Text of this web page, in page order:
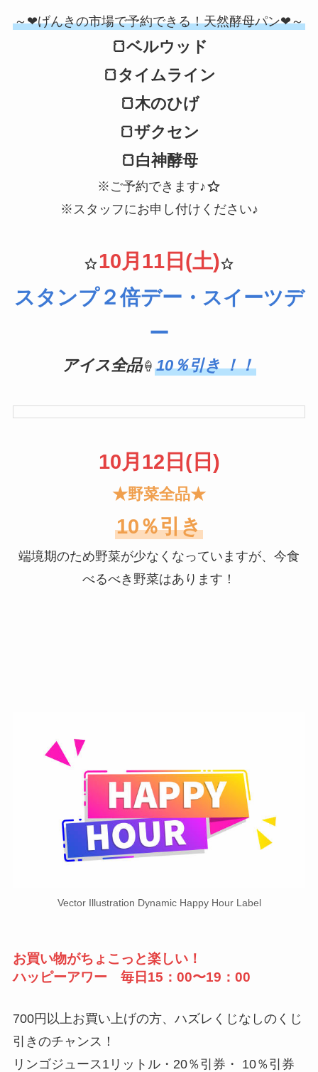
～❤げんきの市場で予約できる！天然酵母パン❤～
🍞ベルウッド
🍞タイムライン
🍞木のひげ
🍞ザクセン
🍞白神酵母
※ご予約できます♪
※スタッフにお申し付けください♪
10月11日(土)
スタンプ２倍デー ・スイーツデ
ー
アイス全品🍦 10％引き！！
10月12日(日)
★野菜全品★
10％引き
端境期のため野菜が少なくなっていますが、今食
べるべき野菜はあります！
Vector Illustration Dynamic Happy Hour Label
お買い物がちょこっと楽しい！
ハッピーアワー 毎日15：00〜19：00
700円以上お買い上げの方、ハズレくじなしのくじ
引きのチャンス！
リンゴジュース1リットル・20％引券・ 10％引券